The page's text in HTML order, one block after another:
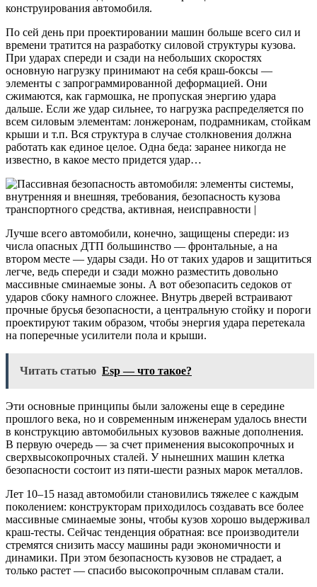
конструирования автомобиля.
По сей день при проектировании машин больше всего сил и
времени тратится на разработку силовой структуры кузова.
При ударах спереди и сзади на небольших скоростях
основную нагрузку принимают на себя краш-боксы —
элементы с запрограммированной деформацией. Они
сжимаются, как гармошка, не пропуская энергию удара
дальше. Если же удар сильнее, то нагрузка распределяется по
всем силовым элементам: лонжеронам, подрамникам, стойкам
крыши и т.п. Вся структура в случае столкновения должна
работать как единое целое. Одна беда: заранее никогда не
известно, в какое место придется удар…
Лучше всего автомобили, конечно, защищены спереди: из
числа опасных ДТП большинство — фронтальные, а на
втором месте — удары сзади. Но от таких ударов и защититься
легче, ведь спереди и сзади можно разместить довольно
массивные сминаемые зоны. А вот обезопасить седоков от
ударов сбоку намного сложнее. Внутрь дверей встраивают
прочные брусья безопасности, а центральную стойку и пороги
проектируют таким образом, чтобы энергия удара перетекала
на поперечные усилители пола и крыши.
Читать статью Esp — что такое?
Эти основные принципы были заложены еще в середине
прошлого века, но и современным инженерам удалось внести
в конструкцию автомобильных кузовов важные дополнения.
В первую очередь — за счет применения высокопрочных и
сверхвысокопрочных сталей. У нынешних машин клетка
безопасности состоит из пяти-шести разных марок металлов.
Лет 10–15 назад автомобили становились тяжелее с каждым
поколением: конструкторам приходилось создавать все более
массивные сминаемые зоны, чтобы кузов хорошо выдерживал
краш-тесты. Сейчас тенденция обратная: все производители
стремятся снизить массу машины ради экономичности и
динамики. При этом безопасность кузовов не страдает, а
только растет — спасибо высокопрочным сплавам стали.